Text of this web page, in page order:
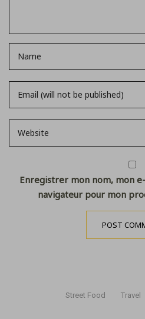
Enregistrer mon nom, mon
navigateur pour mon
Street Food Travel